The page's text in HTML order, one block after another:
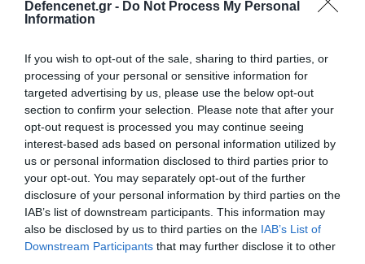
Defencenet.gr - Do Not Process My Personal
Information
If you wish to opt-out of the sale, sharing to third parties, or
processing of your personal or sensitive information for
targeted advertising by us, please use the below opt-out
section to confirm your selection. Please note that after your
opt-out request is processed you may continue seeing
interest-based ads based on personal information utilized by
us or personal information disclosed to third parties prior to
your opt-out. You may separately opt-out of the further
disclosure of your personal information by third parties on the
IAB’s list of downstream participants. This information may
also be disclosed by us to third parties on the IAB’s List of
Downstream Participants that may further disclose it to other
08.08.2026 | 14:02
«Φώτισε» το Κίεβο μετά από χτύπημα με
υπερηχητικό 3M22 Zircon: Σοκαρισμένος
Ουκρανός κατέγραψε τη στιγμή (βίντεο)